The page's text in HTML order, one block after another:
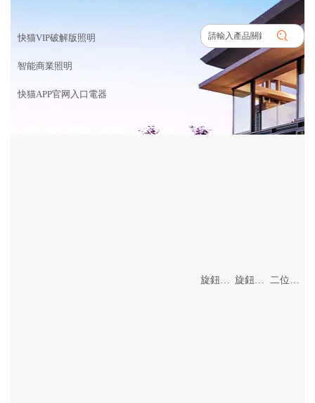
快猫VIP破解版照明
智能商業照明
快猫APP官网入口電器
旋鈕智能溫控開關 旋鈕智能調光開關 二位智能開關